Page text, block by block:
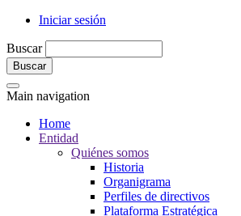
Iniciar sesión
Buscar
Main navigation
Home
Entidad
Quiénes somos
Historia
Organigrama
Perfiles de directivos
Plataforma Estratégica